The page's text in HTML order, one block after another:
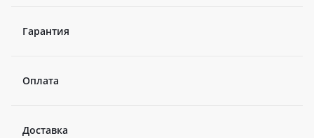
Гарантия
Оплата
Доставка